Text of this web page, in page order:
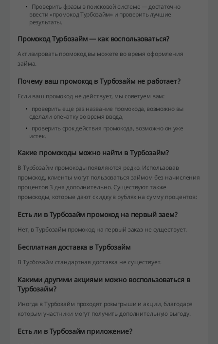
Проверить фразы в поисковой системе — достаточно
ввести «промокод Турбозайм» и проверить лучшие
результаты.
Промокод Турбозайм — как воспользоваться?
Активировать промокод вы можете во время оформления
займа.
Почему ваш промокод в Турбозайм не работает?
Если ваш промокод не действует, мы советуем вам:
проверить еще раз название промокода, возможно вы
сделали опечатку во время ввода,
проверить срок действия промокода, возможно он уже
истек.
Какие промокоды можно найти в Турбозайм?
В Турбозайм промокоды появляются редко. Использовав
промокод, клиенты могут пользоваться займом без начисления
процентов 3 дня дополнительно. Существуют также
промокоды, которые дают скидку в рублях на сумму процентов:
Есть ли в Турбозайм промокод на первый заем?
Нет, в Турбозайм промокод на первый заказ не существует.
Бесплатная доставка в Турбозайм
В Турбозайм стандартная доставка не существует.
Какими другими акциями можно воспользоваться в
Турбозайм?
Иногда в Турбозайм проходят розыгрыши и акции, благодаря
которым участники могут получить дополнительную выгоду.
Есть ли в Турбозайм приложение?